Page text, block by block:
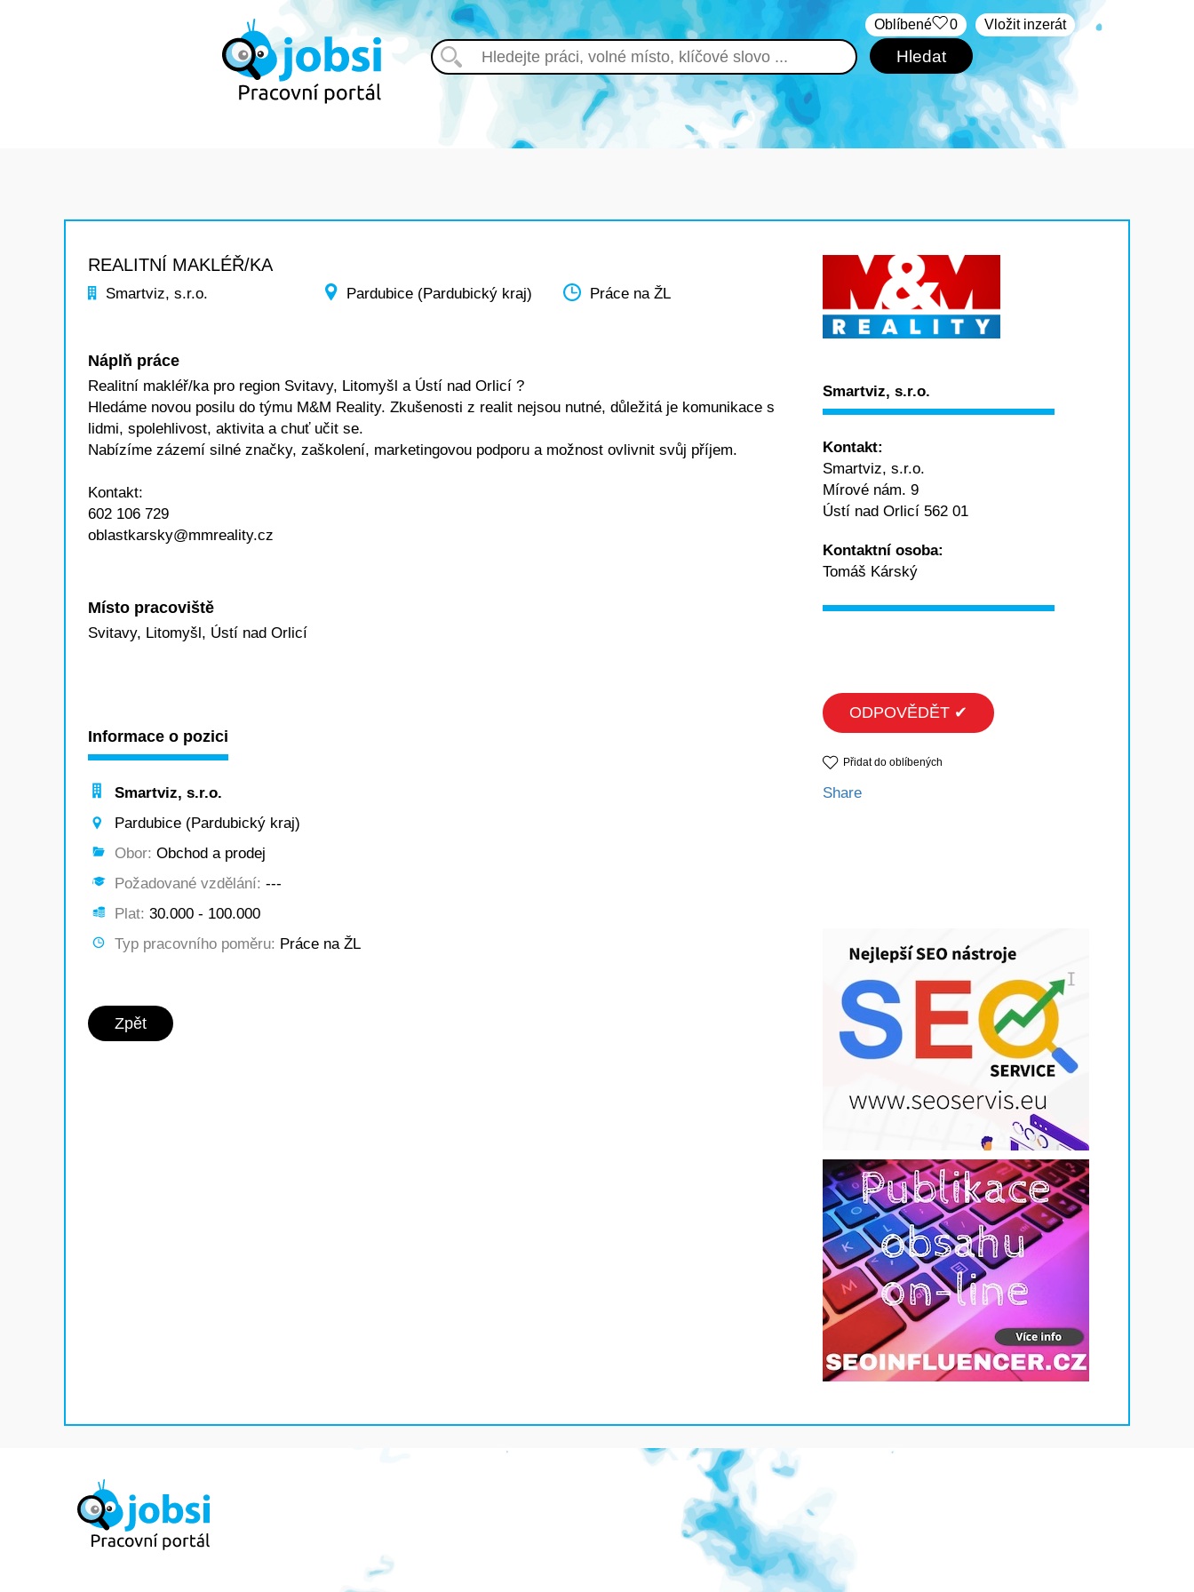
Vložit inzerát
Oblíbené 0
REALITNÍ MAKLÉŘ/KA
Smartviz, s.r.o. Pardubice (Pardubický kraj) Práce na ŽL
Náplň práce
Realitní makléř/ka pro region Svitavy, Litomyšl a Ústí nad Orlicí ?
Hledáme novou posilu do týmu M&M Reality. Zkušenosti z realit nejsou nutné, důležitá je komunikace s
lidmi, spolehlivost, aktivita a chuť učit se.
Nabízíme zázemí silné značky, zaškolení, marketingovou podporu a možnost ovlivnit svůj příjem.
Kontakt:
602 106 729
oblastkarsky@mmreality.cz
Místo pracoviště
Svitavy, Litomyšl, Ústí nad Orlicí
Informace o pozici
Smartviz, s.r.o.
Pardubice (Pardubický kraj)
Obor: Obchod a prodej
Požadované vzdělání: ---
Plat: 30.000 - 100.000
Typ pracovního poměru: Práce na ŽL
Zpět
Smartviz, s.r.o.
Kontakt:
Smartviz, s.r.o.
Mírové nám. 9
Ústí nad Orlicí 562 01
Kontaktní osoba:
Tomáš Kárský
ODPOVĚDĚT ✔
Přidat do oblíbených
Share